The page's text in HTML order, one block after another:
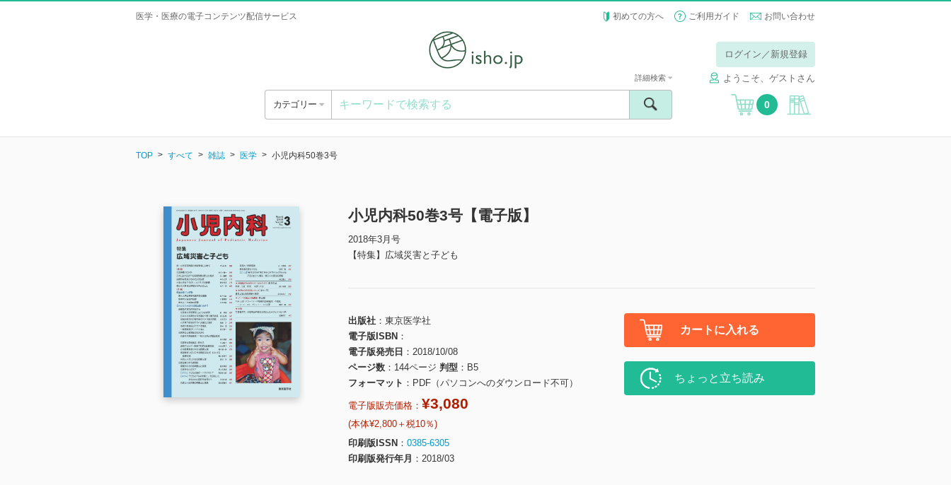
医学・医療の電子コンテンツ配信サービス 初めての方へ ご利用ガイド お問い合わせ
ログイン／新規登録
ようこそ、ゲストさん
カテゴリー
詳細検索
0
TOP すべて 雑誌 医学 小児内科50巻3号
小児内科50巻3号【電子版】
2018年3月号
【特集】広域災害と子ども
出版社
東京医学社
電子版ISBN
電子版発売日
2018/10/08
ページ数
144ページ 判型
B5
フォーマット
PDF（パソコンへのダウンロード不可）
電子版販売価格： ¥3,080
(本体¥2,800＋税10％)
印刷版ISSN
0385-6305
印刷版発行年月
2018/03
カートに入れる
ちょっと立ち読み